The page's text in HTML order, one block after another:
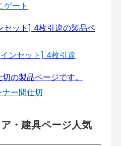
ゲート
ンセット] 4枚引違
ナー間仕切
・建具ページ人気